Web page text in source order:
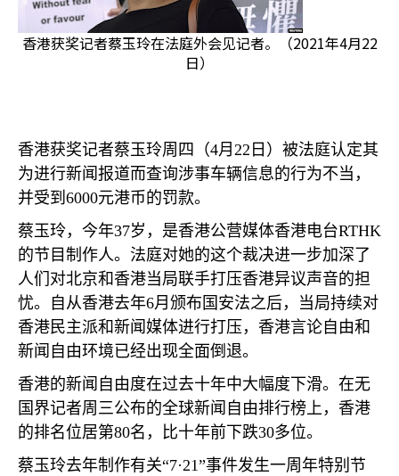
香港获奖记者蔡玉玲在法庭外会见记者。（2021年4月22
日）
香港获奖记者蔡玉玲周四（4月 22 日）被法庭认定其
为进行新闻报道而查询涉事车辆信息的行为不当，
并受到 6000元港币的罚款。
蔡玉玲，今年37岁，是香港公营媒体香港电台RTHK
的节目制作人。法庭对她的这个裁决进一步加深了
人们对北京和香港当局联手打压香港异议声音的担
忧。自从香港去年6月颁布国安法之后，当局持续对
香港民主派和新闻媒体进行打压，香港言论自由和
新闻自由环境已经出现全面倒退。
香港的新闻自由度在过去十年中大幅度下滑。在无
国界记者周三公布的全球新闻自由排行榜上，香港
的排名位居第80名，比十年前下跌30多位。
蔡玉玲去年制作有关“7·21”事件发生一周年特别节